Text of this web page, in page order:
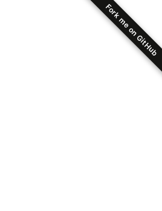
Fork me on GitHub